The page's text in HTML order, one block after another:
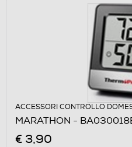
ACCESSORI CONTROLLO
MARATHON -
€ 3,90